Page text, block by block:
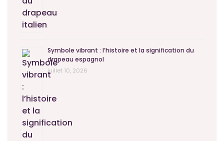
Symbole vibrant : l’histoire et la signification du
drapeau espagnol
juillet 10, 2026